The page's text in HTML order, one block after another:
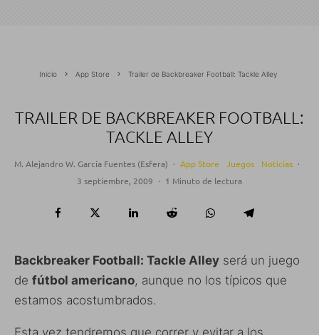
Inicio App Store Trailer de Backbreaker Football: Tackle Alley
TRAILER DE BACKBREAKER FOOTBALL:
TACKLE ALLEY
M. Alejandro W. García Fuentes (Esfera) · App Store Juegos Noticias ·
3 septiembre, 2009 · 1 Minuto de lectura
Backbreaker Football: Tackle Alley será un juego
de fútbol americano, aunque no los típicos que
estamos acostumbrados.
Esta vez tendremos que correr y evitar a los